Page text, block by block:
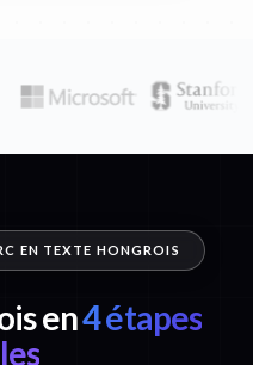
EN TEXTE HONGROIS
en4 étapes